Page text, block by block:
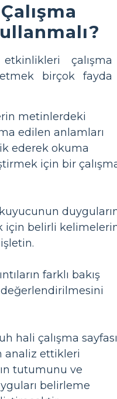
çalışma
etmek birçok fayda
metinlerdeki
edilen anlamları
ederek okuma
için bir
için belirli
farklı bakış
değerlendirilmesini
hali çalışma sayfası
analiz ettikleri
tutumunu ve
belirleme